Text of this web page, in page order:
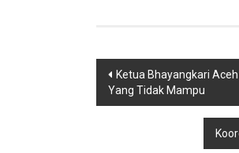
Navigasi
pos
Ketua Bhayangkari
Yang Tidak Mampu